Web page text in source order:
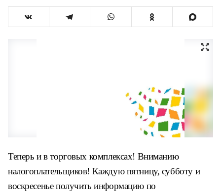
Теперь и в торговых комплексах! Вниманию
налогоплательщиков! Каждую пятницу, субботу и
воскресенье получить информацию по